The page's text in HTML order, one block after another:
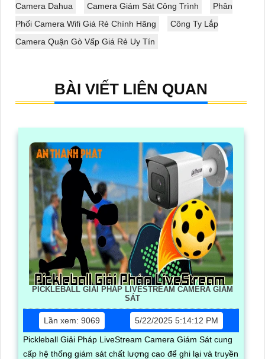
Camera Dahua
Camera Giám Sát Công Trình
Phân
Phối Camera Wifi Giá Rẻ Chính Hãng
Công Ty Lắp
Camera Quận Gò Vấp Giá Rẻ Uy Tín
BÀI VIẾT LIÊN QUAN
PICKLEBALL GIẢI PHÁP LIVESTREAM CAMERA GIÁM
SÁT
Lần xem: 9069
5/22/2025 5:14:12 PM
Pickleball Giải Pháp LiveStream Camera Giám Sát cung
cấp hệ thống giám sát chất lượng cao để ghi lại và truyền